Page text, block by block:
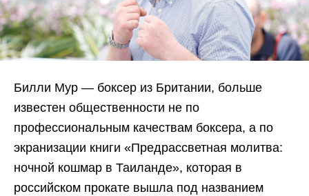
Билли Мур — боксер из Британии, больше
известен общественности не по
профессиональным качествам боксера, а по
экранизации книги «Предрассветная молитва:
ночной кошмар в Таиланде», которая в
российском прокате вышла под названием